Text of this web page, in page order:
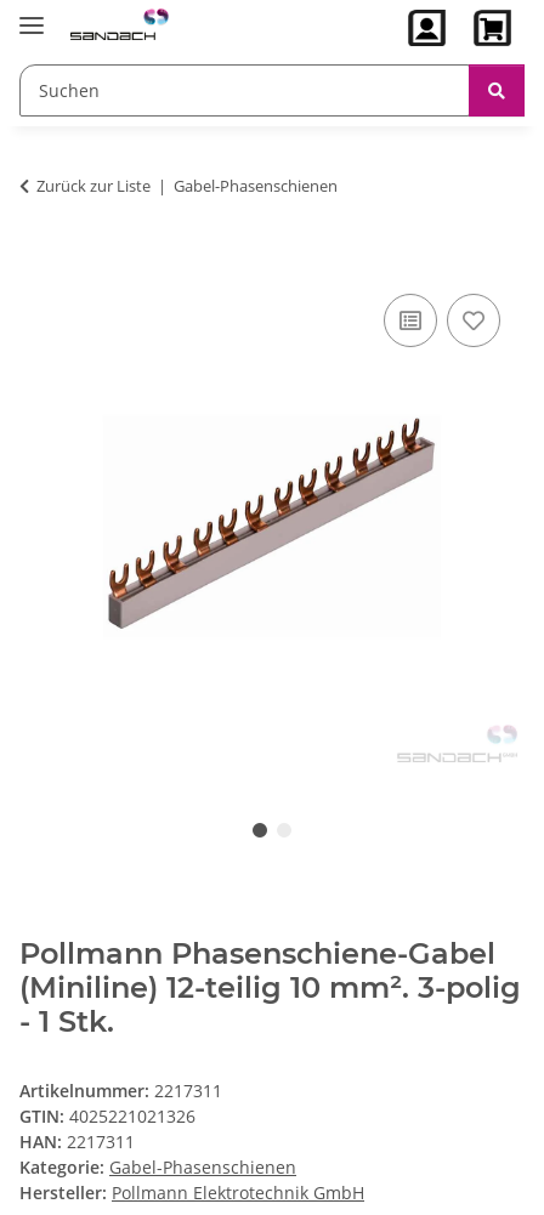
Zurück zur Liste Gabel-Phasenschienen
Pollmann Phasenschiene-Gabel
(Miniline) 12-teilig 10 mm². 3-polig
- 1 Stk.
Artikelnummer: 2217311
GTIN: 4025221021326
HAN: 2217311
Kategorie: Gabel-Phasenschienen
Hersteller: Pollmann Elektrotechnik GmbH